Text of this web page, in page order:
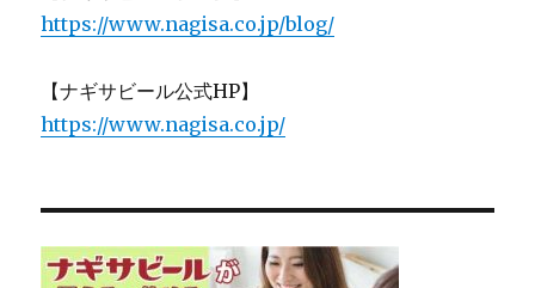
https://www.nagisa.co.jp/blog/
【ナギサビール公式HP】
https://www.nagisa.co.jp/